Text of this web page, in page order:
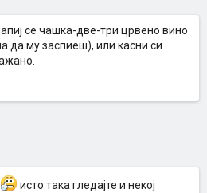
се чашка-две-три црвено вино
да му заспиеш), или касни си
исто така гледајте и некој